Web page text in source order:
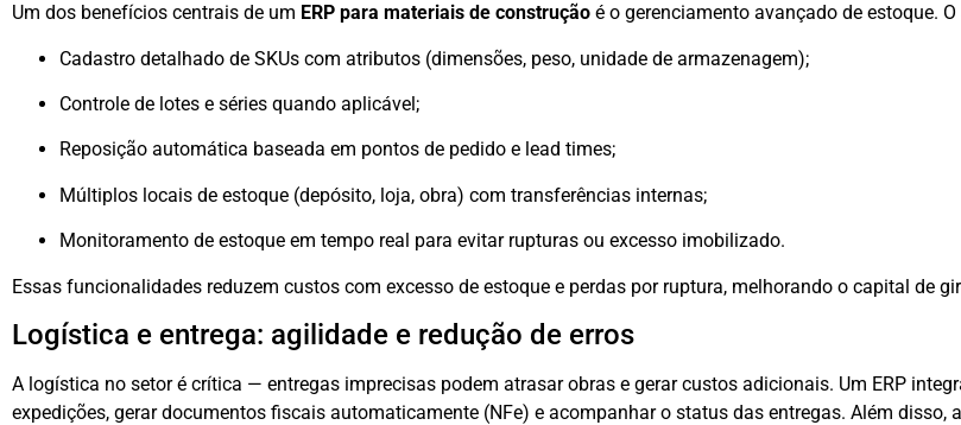
Um dos benefícios centrais de um ERP para materiais de construção é o gerenciamento avançado de estoque.
Cadastro detalhado de SKUs com atributos (dimensões, peso, unidade de armazenagem);
Controle de lotes e séries quando aplicável;
Reposição automática baseada em pontos de pedido e lead times;
Múltiplos locais de estoque (depósito, loja, obra) com transferências internas;
Monitoramento de estoque em tempo real para evitar rupturas ou excesso imobilizado.
Essas funcionalidades reduzem custos com excesso de estoque e perdas por ruptura, melhorando o capital de
Logística e entrega: agilidade e redução de erros
A logística no setor é crítica — entregas imprecisas podem atrasar obras e gerar custos adicionais. Um ERP
expedições, gerar documentos fiscais automaticamente (NFe) e acompanhar o status das entregas. Além disso,